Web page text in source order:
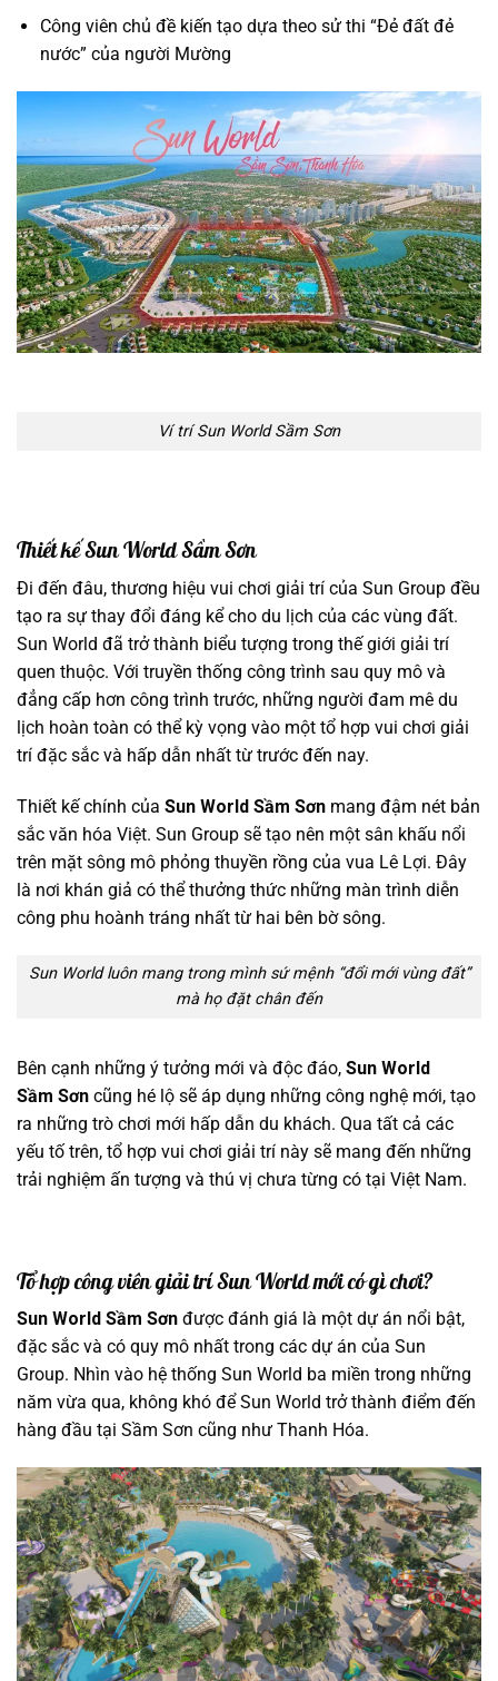
Công viên chủ đề kiến tạo dựa theo sử thi “Đẻ đất đẻ
nước” của người Mường
Ví trí Sun World Sầm Sơn
Thiết kế Sun World Sầm Sơn
Đi đến đâu, thương hiệu vui chơi giải trí của Sun Group đều
tạo ra sự thay đổi đáng kể cho du lịch của các vùng đất.
Sun World đã trở thành biểu tượng trong thế giới giải trí
quen thuộc. Với truyền thống công trình sau quy mô và
đẳng cấp hơn công trình trước, những người đam mê du
lịch hoàn toàn có thể kỳ vọng vào một tổ hợp vui chơi giải
trí đặc sắc và hấp dẫn nhất từ trước đến nay.
Thiết kế chính của Sun World Sầm Sơn mang đậm nét bản
sắc văn hóa Việt. Sun Group sẽ tạo nên một sân khấu nổi
trên mặt sông mô phỏng thuyền rồng của vua Lê Lợi. Đây
là nơi khán giả có thể thưởng thức những màn trình diễn
công phu hoành tráng nhất từ hai bên bờ sông.
Sun World luôn mang trong mình sứ mệnh “đổi mới vùng đất”
mà họ đặt chân đến
Bên cạnh những ý tưởng mới và độc đáo, Sun World
Sầm Sơn cũng hé lộ sẽ áp dụng những công nghệ mới, tạo
ra những trò chơi mới hấp dẫn du khách. Qua tất cả các
yếu tố trên, tổ hợp vui chơi giải trí này sẽ mang đến những
trải nghiệm ấn tượng và thú vị chưa từng có tại Việt Nam.
Tổ hợp công viên giải trí Sun World mới có gì chơi?
Sun World Sầm Sơn được đánh giá là một dự án nổi bật,
đặc sắc và có quy mô nhất trong các dự án của Sun
Group. Nhìn vào hệ thống Sun World ba miền trong những
năm vừa qua, không khó để Sun World trở thành điểm đến
hàng đầu tại Sầm Sơn cũng như Thanh Hóa.